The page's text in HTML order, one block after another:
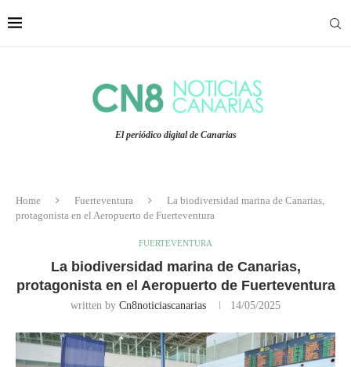
El periódico digital de Canarias
Home Fuerteventura
La biodiversidad marina de Canarias,
protagonista en el Aeropuerto de Fuerteventura
FUERTEVENTURA
La biodiversidad marina de Canarias,
protagonista en el Aeropuerto de Fuerteventura
written by Cn8noticiascanarias 14/05/2025